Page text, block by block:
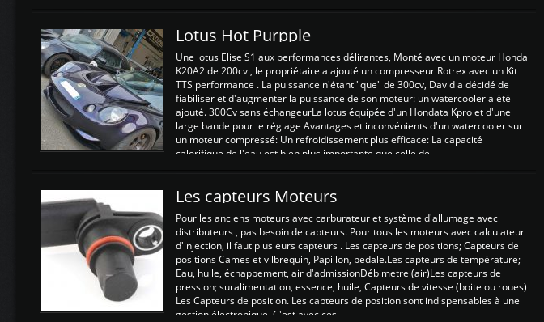
Lotus Hot Purpple
Une lotus Elise S1 aux performances délirantes, Monté avec un moteur Honda
K20A2 de 200cv , le propriétaire a ajouté un compresseur Rotrex avec un Kit
TTS performance . La puissance n'étant "que" de 300cv, David a décidé de
fiabiliser et d'augmenter la puissance de son moteur: un watercooler a été
ajouté. 300Cv sans échangeurLa lotus équipée d'un Hondata Kpro et d'une
large bande pour le réglage Avantages et inconvénients d'un watercooler sur
un moteur compressé: Un refroidissement plus efficace: La capacité
calorifique de l'eau est bien plus importante que celle de ...
Les capteurs Moteurs
Pour les anciens moteurs avec carburateur et système d'allumage avec
distributeurs , pas besoin de capteurs. Pour tous les moteurs avec calculateur
d'injection, il faut plusieurs capteurs . Les capteurs de positions; Capteurs de
positions Cames et vilbrequin, Papillon, pedale.Les capteurs de température;
Eau, huile, échappement, air d'admissionDébimetre (air)Les capteurs de
pression; suralimentation, essence, huile, Capteurs de vitesse (boite ou roues)
Les Capteurs de position. Les capteurs de position sont indispensables à une
gestion électronique. C'est avec ces ...